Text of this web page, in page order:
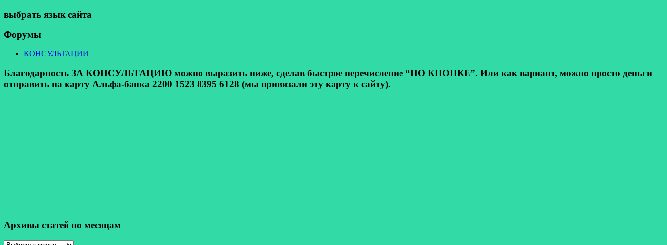
выбрать язык сайта
Форумы
КОНСУЛЬТАЦИИ
Благодарность ЗА КОНСУЛЬТАЦИЮ можно выразить ниже, сделав быстрое перечисление “ПО КНОПКЕ”. Или как вариант, можно просто деньги
отправить на карту Альфа-банка 2200 1523 8395 6128 (мы привязали эту карту к сайту).
Архивы статей по месяцам